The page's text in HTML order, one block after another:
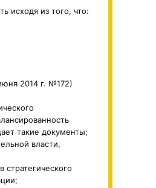
исходя из того, что:
2014 г. №172)
такие документы;
власти,